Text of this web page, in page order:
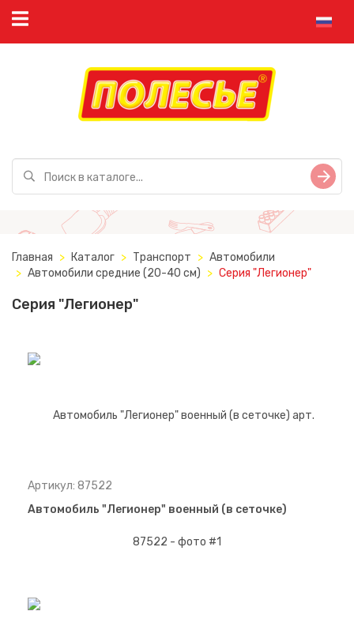
Главная Каталог Транспорт
Автомобили
Автомобили средние (20-40 см)
Серия "Легионер"
Серия "Легионер"
Артикул: 87522
Автомобиль "Легионер" военный (в сеточке)